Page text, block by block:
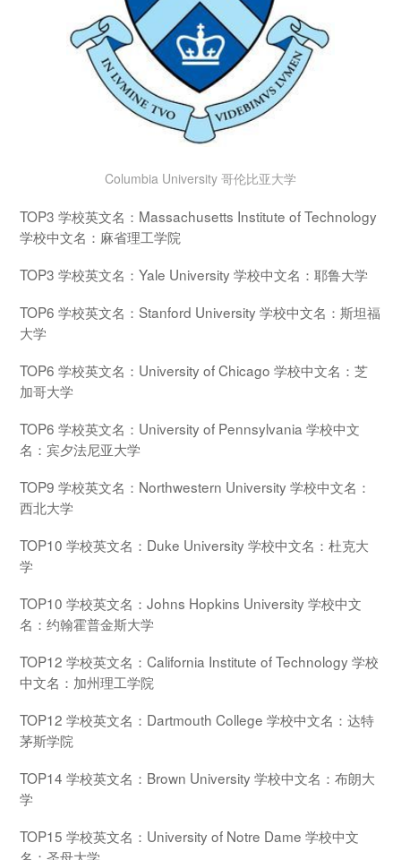
Columbia University 哥伦比亚大学
TOP3 学校英文名：Massachusetts Institute of Technology
学校中文名：麻省理工学院
TOP3 学校英文名：Yale University 学校中文名：耶鲁大学
TOP6 学校英文名：Stanford University 学校中文名：斯坦福
大学
TOP6 学校英文名：University of Chicago 学校中文名：芝
加哥大学
TOP6 学校英文名：University of Pennsylvania 学校中文
名：宾夕法尼亚大学
TOP9 学校英文名：Northwestern University 学校中文名：
西北大学
TOP10 学校英文名：Duke University 学校中文名：杜克大
学
TOP10 学校英文名：Johns Hopkins University 学校中文
名：约翰霍普金斯大学
TOP12 学校英文名：California Institute of Technology 学校
中文名：加州理工学院
TOP12 学校英文名：Dartmouth College 学校中文名：达特
茅斯学院
TOP14 学校英文名：Brown University 学校中文名：布朗大
学
TOP15 学校英文名：University of Notre Dame 学校中文